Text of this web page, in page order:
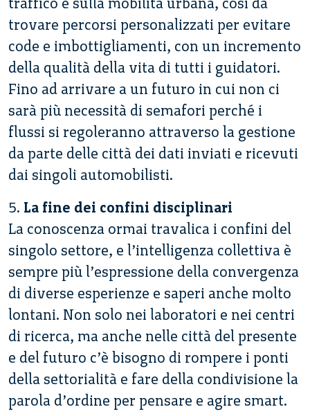
trovare percorsi personalizzati per evitare
code e imbottigliamenti, con un incremento
della qualità della vita di tutti i guidatori.
Fino ad arrivare a un futuro in cui non ci
sarà più necessità di semafori perché i
flussi si regoleranno attraverso la gestione
da parte delle città dei dati inviati e ricevuti
dai singoli automobilisti.
5. La fine dei confini disciplinari
La conoscenza ormai travalica i confini del
singolo settore, e l’intelligenza collettiva è
sempre più l’espressione della convergenza
di diverse esperienze e saperi anche molto
lontani. Non solo nei laboratori e nei centri
di ricerca, ma anche nelle città del presente
e del futuro c’è bisogno di rompere i ponti
della settorialità e fare della condivisione la
parola d’ordine per pensare e agire smart.